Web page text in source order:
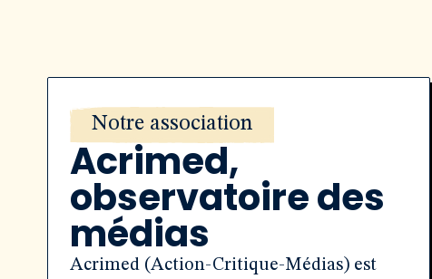
Notre association
Acrimed,
observatoire des
médias
Acrimed (Action-Critique-Médias) est